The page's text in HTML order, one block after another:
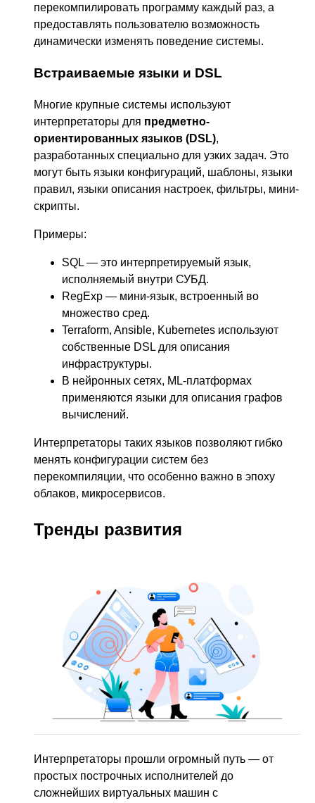
перекомпилировать программу каждый раз, а
предоставлять пользователю возможность
динамически изменять поведение системы.
Встраиваемые языки и DSL
Многие крупные системы используют
интерпретаторы для предметно-
ориентированных языков (DSL),
разработанных специально для узких задач. Это
могут быть языки конфигураций, шаблоны, языки
правил, языки описания настроек, фильтры, мини-
скрипты.
Примеры:
SQL — это интерпретируемый язык,
исполняемый внутри СУБД.
RegExp — мини-язык, встроенный во
множество сред.
Terraform, Ansible, Kubernetes используют
собственные DSL для описания
инфраструктуры.
В нейронных сетях, ML-платформах
применяются языки для описания графов
вычислений.
Интерпретаторы таких языков позволяют гибко
менять конфигурации систем без
перекомпиляции, что особенно важно в эпоху
облаков, микросервисов.
Тренды развития
Интерпретаторы прошли огромный путь — от
простых построчных исполнителей до
сложнейших виртуальных машин с